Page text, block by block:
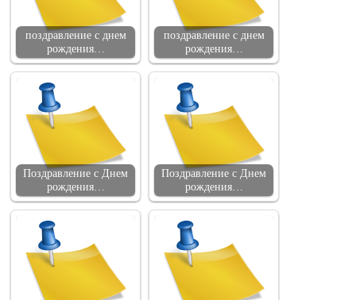
поздравление с днем
рождения…
поздравление с днем
рождения…
Поздравление с Днем
рождения…
Поздравление с Днем
рождения…